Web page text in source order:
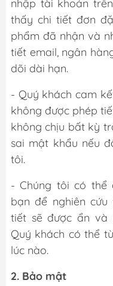
nhập tài khoản
thấy chi tiết đơn
phẩm đã nhận và
tiết email, ngân
dõi dài hạn.
- Quý khách cam
không được phép
không chịu bất kỳ
sai mật khẩu nếu
tôi.
- Chúng tôi có thể
bạn để nghiên
tiết sẽ được ẩn và
Quý khách có thể
lúc nào.
2. Bảo mật